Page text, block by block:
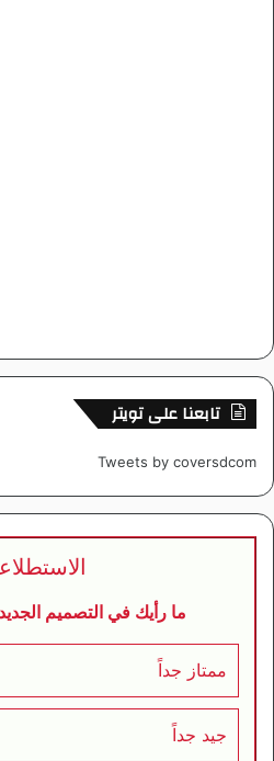
تابعنا على تويتر
Tweets by coversdcom
ما رأيك في التصميم
ممتاز جداً
جيد جداً